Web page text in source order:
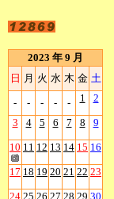
2023 年 9 月
日 月 火 水 木 金 土
- - - - - 1 2
3 4 5 6 7 8 9
10 11 12 13 14 15 16
17 18 19 20 21 22 23
24 25 26 27 28 29 30